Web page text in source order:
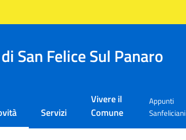
San Felice Sul Panaro
selezionato
Servizi
Vivere il
Comune
Appunti
Sanfeliciani